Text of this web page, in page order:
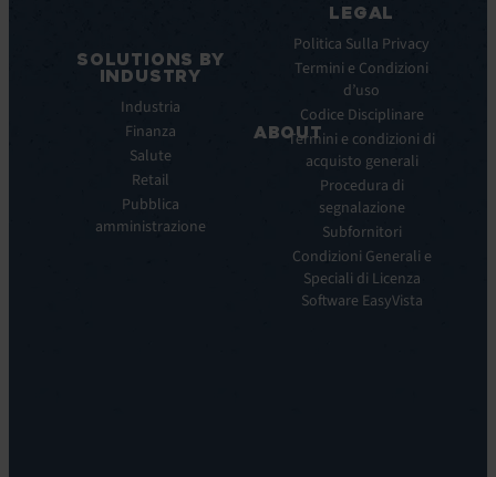
Service
Manager
Experience
Monitoring:
SOLUTIONS BY
INDUSTRY
Industria
Finanza
Salute
Retail
Pubblica
amministrazione
Comunicati
stampa
ABOUT
visione
nostra
LEGAL
Politica Sulla Privacy
Termini e Condizioni
d’uso
Codice Disciplinare
Termini e condizioni di
acquisto generali
Procedura di
segnalazione
Subfornitori
Condizioni Generali e
Speciali di Licenza
Software EasyVista